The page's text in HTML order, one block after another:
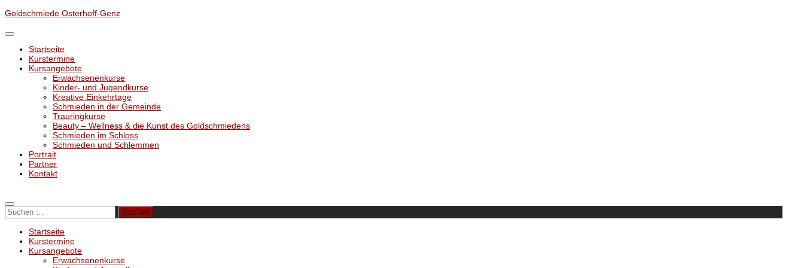
Unter
Inhalt
Goldschmiede Osterhoff-Genz
Startseite
Kurstermine
Kursangebote
Erwachsenenkurse
Kinder- und Jugendkurse
Kreative Einkehrtage
Schmieden in der Gemeinde
Trauringkurse
Beauty – Wellness & die Kunst des Goldschmiedens
Schmieden im Schloss
Schmieden und Schlemmen
Portrait
Partner
Kontakt
Suchen
nach:
Startseite
Kurstermine
Kursangebote
Erwachsenenkurse